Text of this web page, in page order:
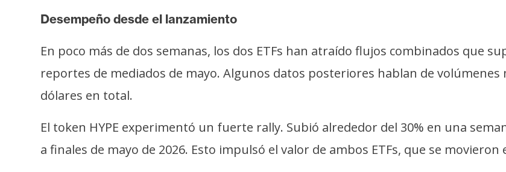
c
o
y
P
b
i
Desempeño desde el lanzamiento
En poco más de dos semanas, los dos ETFs han atraído flujos combinados que
reportes de mediados de mayo. Algunos datos posteriores hablan de volúmenes
dólares en total.
El token HYPE experimentó un fuerte rally. Subió alrededor del 30% en una
a finales de mayo de 2026. Esto impulsó el valor de ambos ETFs, que se